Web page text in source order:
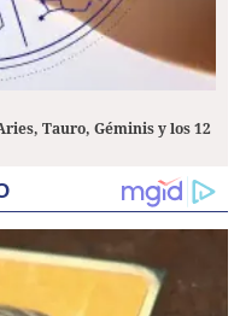
Tauro, Géminis y los 12